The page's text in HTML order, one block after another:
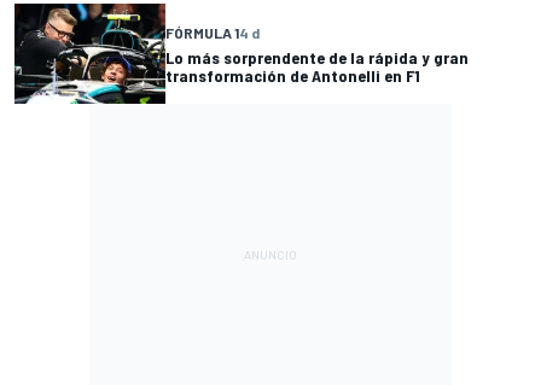
FÓRMULA 14 d
Lo más sorprendente de la rápida y gran
transformación de Antonelli en F1